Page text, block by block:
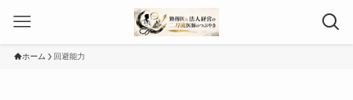
ホーム 回避能力